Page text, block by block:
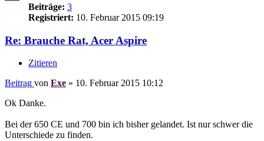
Beiträge: 3
Registriert: 10. Februar 2015 09:19
Re: Brauche Rat, Acer Aspire
Zitieren
Beitrag von Exe » 10. Februar 2015 10:12
Ok Danke.
Bei der 650 CE und 700 bin ich bisher gelandet. Ist nur schwer die
Unterschiede zu finden.